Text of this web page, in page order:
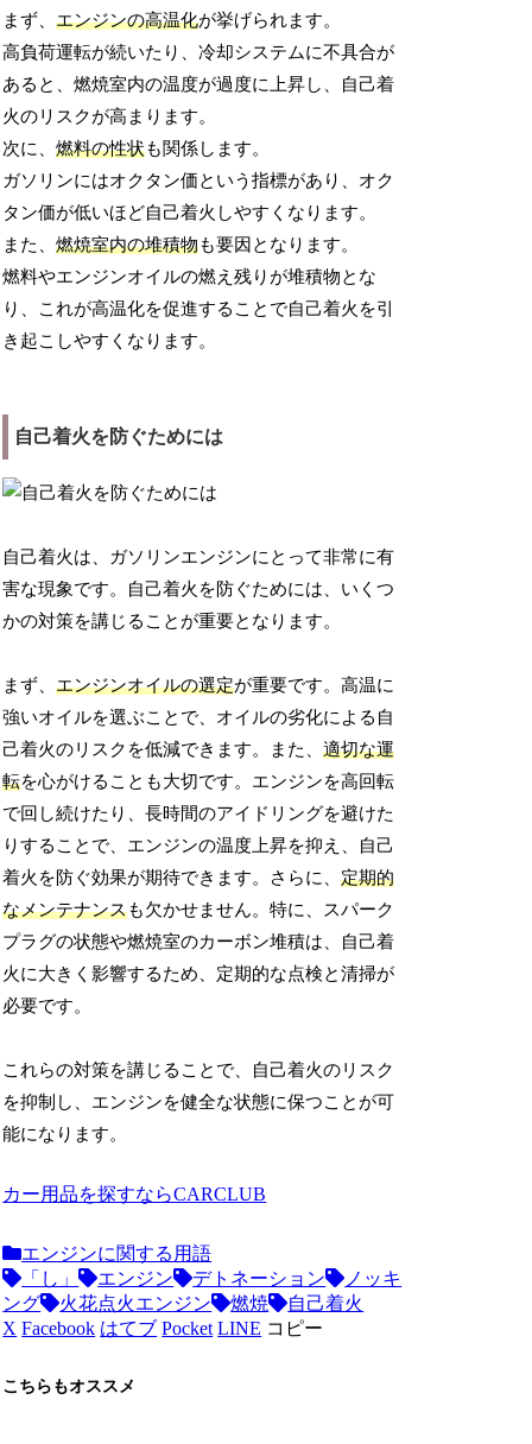
まず、エンジンの高温化が挙げられます。
高負荷運転が続いたり、冷却システムに不具合が
あると、燃焼室内の温度が過度に上昇し、自己着
火のリスクが高まります。
次に、燃料の性状も関係します。
ガソリンにはオクタン価という指標があり、オク
タン価が低いほど自己着火しやすくなります。
また、燃焼室内の堆積物も要因となります。
燃料やエンジンオイルの燃え残りが堆積物とな
り、これが高温化を促進することで自己着火を引
き起こしやすくなります。
自己着火を防ぐためには
自己着火は、ガソリンエンジンにとって非常に有
害な現象です。自己着火を防ぐためには、いくつ
かの対策を講じることが重要となります。
まず、エンジンオイルの選定が重要です。高温に
強いオイルを選ぶことで、オイルの劣化による自
己着火のリスクを低減できます。また、適切な運
転を心がけることも大切です。エンジンを高回転
で回し続けたり、長時間のアイドリングを避けた
りすることで、エンジンの温度上昇を抑え、自己
着火を防ぐ効果が期待できます。さらに、定期的
なメンテナンスも欠かせません。特に、スパーク
プラグの状態や燃焼室のカーボン堆積は、自己着
火に大きく影響するため、定期的な点検と清掃が
必要です。
これらの対策を講じることで、自己着火のリスク
を抑制し、エンジンを健全な状態に保つことが可
能になります。
カー用品を探すならCARCLUB
エンジンに関する用語
「し」
エンジン デトネーション
ノッキ
ング
火花点火エンジン 燃焼
自己着火
X Facebook はてブ Pocket LINE コピー
こちらもオススメ